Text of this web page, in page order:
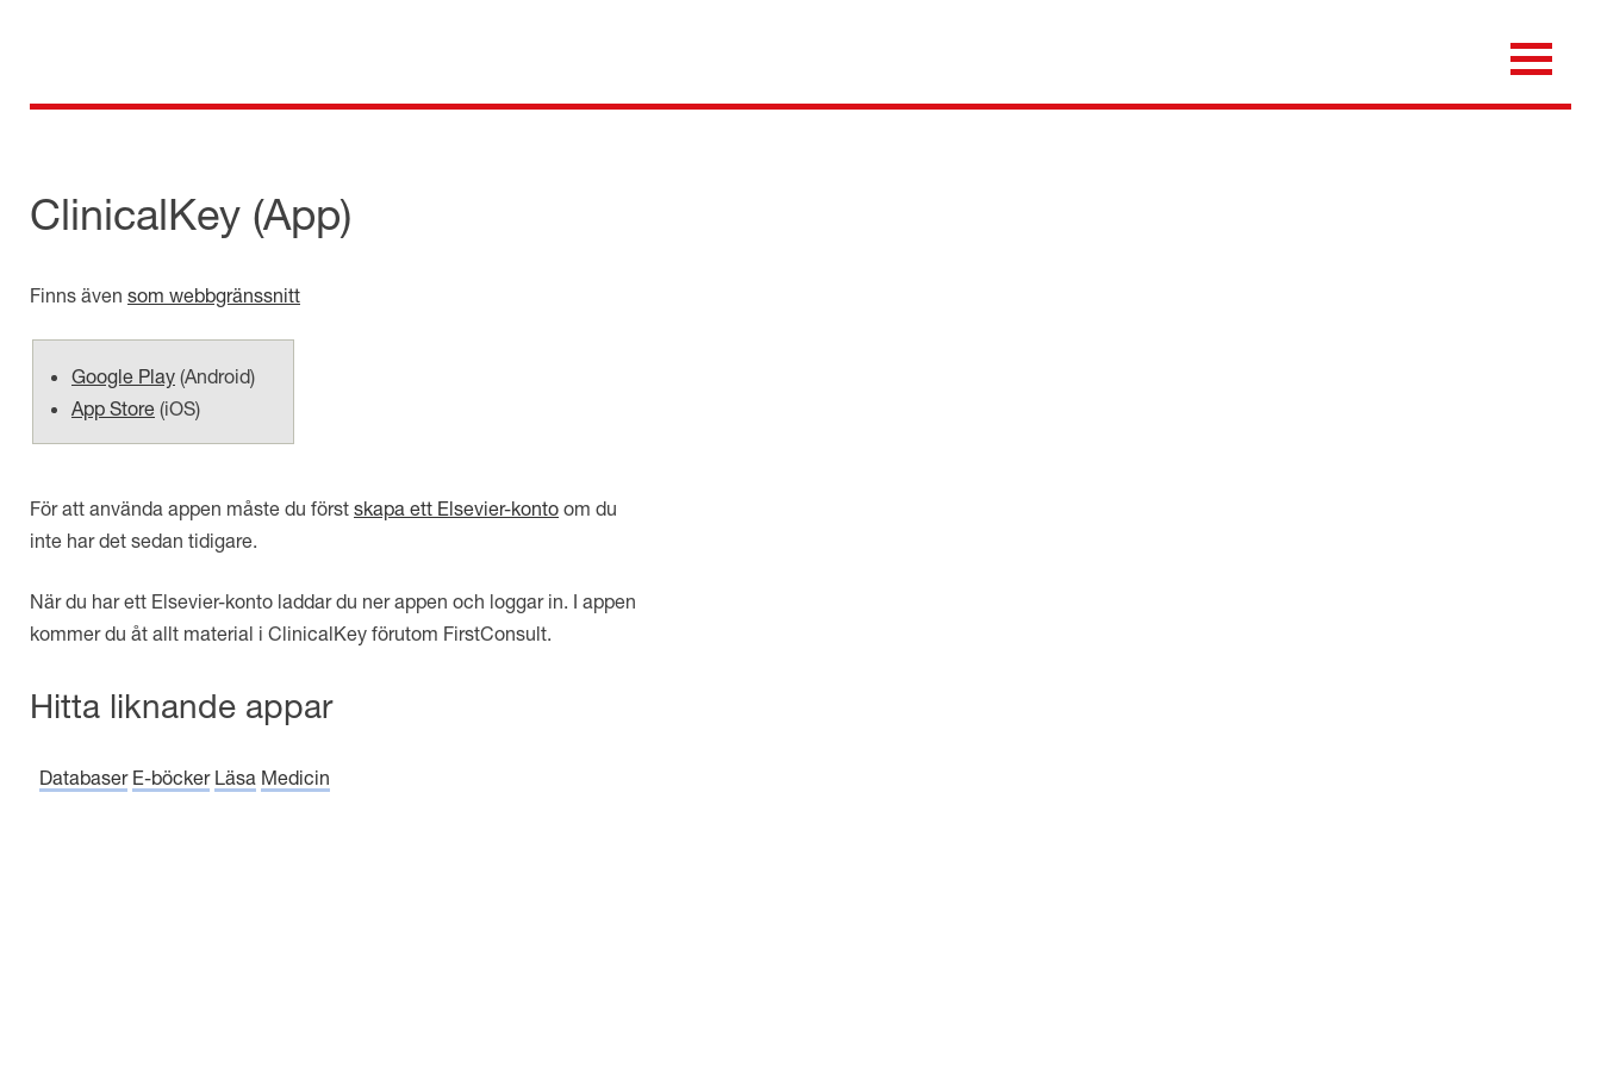
för dig som är anställd inom Region Kalmar län
ClinicalKey (App)
Finns även som webbgränssnitt
Google Play (Android)
App Store (iOS)
För att använda appen måste du först skapa ett Elsevier-konto om du
inte har det sedan tidigare.
När du har ett Elsevier-konto laddar du ner appen och loggar in. I appen
kommer du åt allt material i ClinicalKey förutom FirstConsult
Hitta liknande appar
Databaser E-böcker Läsa Medicin